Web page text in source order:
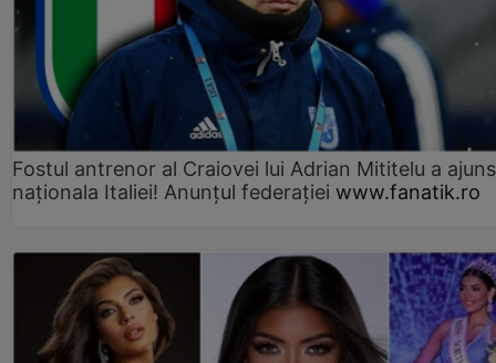
Fostul antrenor al Craiovei lui Adrian Mititelu a
naționala Italiei! Anunțul federației www.fanatik.ro